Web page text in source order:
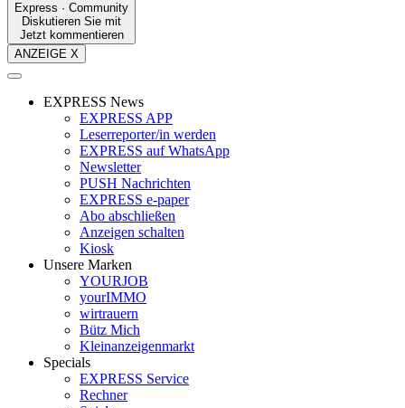
Express · Community
Diskutieren Sie mit
Jetzt kommentieren
ANZEIGE X
EXPRESS News
EXPRESS APP
Leserreporter/in werden
EXPRESS auf WhatsApp
Newsletter
PUSH Nachrichten
EXPRESS e-paper
Abo abschließen
Anzeigen schalten
Kiosk
Unsere Marken
YOURJOB
yourIMMO
wirtrauern
Bütz Mich
Kleinanzeigenmarkt
Specials
EXPRESS Service
Rechner